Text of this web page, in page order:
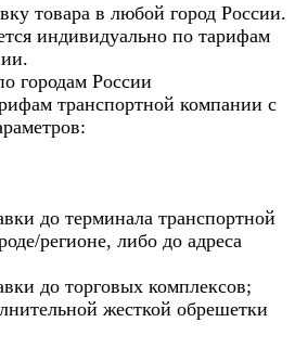
товара в любой город России.
индивидуально по тарифам
городам России
транспортной компании с
до терминала транспортной
регионе, либо до адреса
до торговых комплексов;
жесткой обрешетки